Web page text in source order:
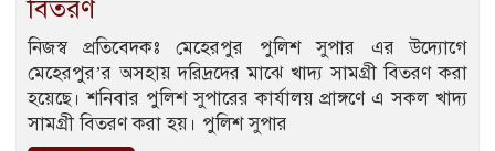
বিতরণ
নিজস্ব প্রতিবেদকঃ মেহেরপুর পুলিশ সুপার এর উদ্যোগে
মেহেরপুর’র অসহায় দরিদ্রদের মাঝে খাদ্য সামগ্রী বিতরণ করা
হয়েছে। শনিবার পুলিশ সুপারের কার্যালয় প্রাঙ্গণে এ সকল খাদ্য
সামগ্রী বিতরণ করা হয়। পুলিশ সুপার